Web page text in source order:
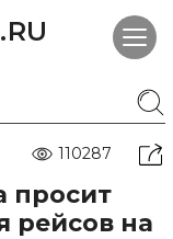
110287
просит
рейсов на